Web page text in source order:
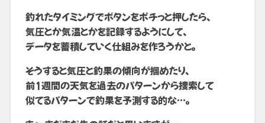
釣れたタイミングでボタンをポチっと押したら、
気圧とか気温とかを記録するようにして、
データを蓄積していく仕組みを作ろうかと。
そうすると気圧と釣果の傾向が掴めたり、
前1週間の天気を過去のパターンから捜索して
似てるパターンで釣果を予測する的な…。